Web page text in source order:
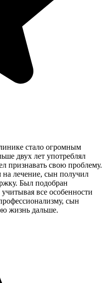
стало огромным
двух лет употреблял
признавать свою проблему.
лечение, сын получил
Был подобран
все особенности
сын
жизнь дальше.